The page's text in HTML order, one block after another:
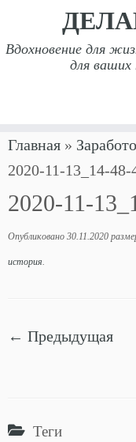
Перейти
содержимому
Вдохновение для
для ваших
Главная »
2020-11-13_14-48-
2020-11-
Опубликовано 30.11.2020
история.
← Предыдущая
Теги